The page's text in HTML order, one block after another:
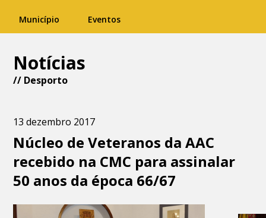
Município Eventos
Notícias
// Desporto
13 dezembro 2017
Núcleo de Veteranos da AAC
recebido na CMC para assinalar
50 anos da época 66/67